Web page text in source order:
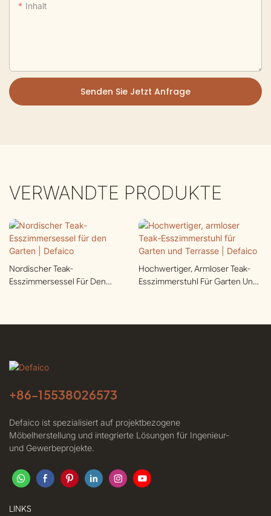
Inhalt
Senden Sie Jetzt Anfrage
VERWANDTE PRODUKTE
Nordischer Teak-
Esszimmersessel Für Den
Hochwertiger, Armloser Teak-
Esszimmerstuhl Für Garten Und
+86-15538026573
Defaico ist spezialisiert auf projektbezogene
Möbelherstellung und integrierte Lösungen für Ingenieur-
und Gewerbeprojekte.
LINKS